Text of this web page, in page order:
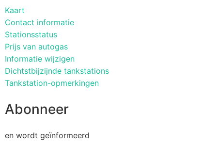
Kaart
Contact informatie
Stationsstatus
Prijs van autogas
Informatie wijzigen
Dichtstbijzijnde tankstations
Tankstation-opmerkingen
Abonneer
en wordt geïnformeerd